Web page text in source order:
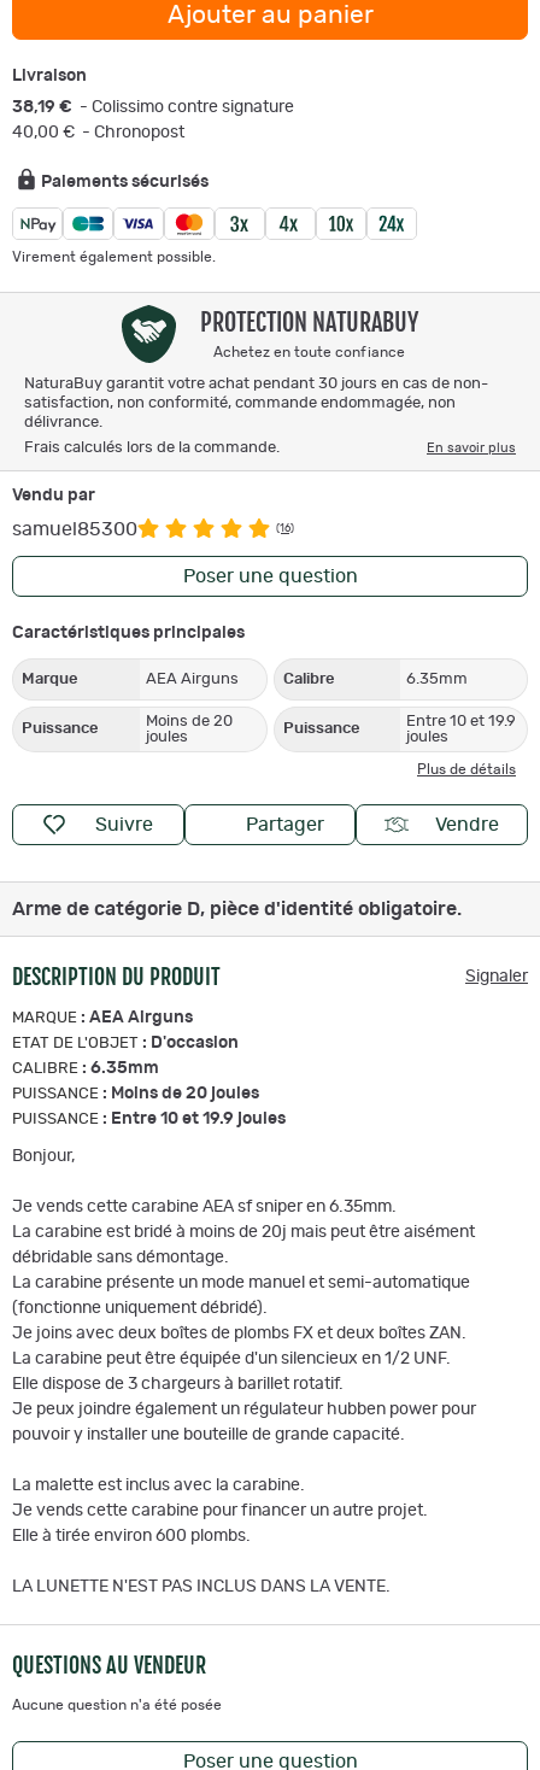
Ajouter au panier
Livraison
38,19 € - Colissimo contre signature
40,00 € - Chronopost
Paiements sécurisés
Virement également possible.
PROTECTION NATURABUY
Achetez en toute confiance
NaturaBuy garantit votre achat pendant 30 jours en cas de non-
satisfaction, non conformité, commande endommagée, non
délivrance.
Frais calculés lors de la commande.
En savoir plus
Vendu par
samuel85300 (16)
Poser une question
Caractéristiques principales
Marque AEA Airguns Calibre 6.35mm
Puissance
Moins de 20
joules
Puissance
Entre 10 et 19.9
joules
Plus de détails
Suivre Partager Vendre
Arme de catégorie D, pièce d'identité obligatoire.
DESCRIPTION DU PRODUIT Signaler
MARQUE : AEA Airguns
ETAT DE L'OBJET : D'occasion
CALIBRE : 6.35mm
PUISSANCE : Moins de 20 joules
PUISSANCE : Entre 10 et 19.9 joules
Bonjour,
Je vends cette carabine AEA sf sniper en 6.35mm.
La carabine est bridé à moins de 20j mais peut être aisément
débridable sans démontage.
La carabine présente un mode manuel et semi-automatique
(fonctionne uniquement débridé).
Je joins avec deux boîtes de plombs FX et deux boîtes ZAN.
La carabine peut être équipée d'un silencieux en 1/2 UNF.
Elle dispose de 3 chargeurs à barillet rotatif.
Je peux joindre également un régulateur hubben power pour
pouvoir y installer une bouteille de grande capacité.
La malette est inclus avec la carabine.
Je vends cette carabine pour financer un autre projet.
Elle à tirée environ 600 plombs.
LA LUNETTE N'EST PAS INCLUS DANS LA VENTE.
QUESTIONS AU VENDEUR
Aucune question n'a été posée
Poser une question